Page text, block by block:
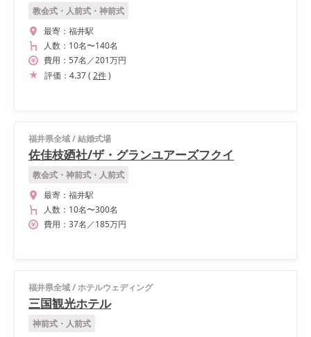
教会式・人前式・神前式
最寄： 福井駅
人数： 10名〜140名
費用： 57名 ／201万円
評価： 4.37( 2件)
福井県全域/結婚式場
佐佳枝廼社/ザ・グランユアーズフクイ
教会式・神前式・人前式
最寄： 福井駅
人数： 10名〜300名
費用： 37名 ／185万円
福井県全域/ホテルウェディング
三国観光ホテル
神前式・人前式